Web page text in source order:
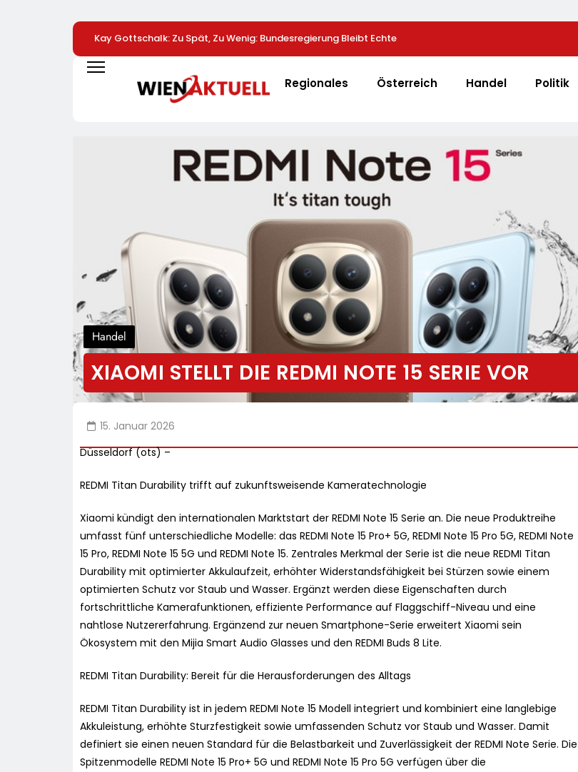
Kay Gottschalk: Zu Spät, Zu Wenig: Bundesregierung Bleibt Echte
Entlastung Schuldig
Regionales Österreich Handel Politik
Handel
XIAOMI STELLT DIE REDMI NOTE 15 SERIE VOR
15. Januar 2026
Düsseldorf (ots) –
REDMI Titan Durability trifft auf zukunftsweisende Kameratechnologie
Xiaomi kündigt den internationalen Marktstart der REDMI Note 15 Serie an. Die neue Produktreihe
umfasst fünf unterschiedliche Modelle: das REDMI Note 15 Pro+ 5G, REDMI Note 15 Pro 5G, REDMI Note
15 Pro, REDMI Note 15 5G und REDMI Note 15. Zentrales Merkmal der Serie ist die neue REDMI Titan
Durability mit optimierter Akkulaufzeit, erhöhter Widerstandsfähigkeit bei Stürzen sowie einem
optimierten Schutz vor Staub und Wasser. Ergänzt werden diese Eigenschaften durch
fortschrittliche Kamerafunktionen, effiziente Performance auf Flaggschiff-Niveau und eine
nahtlose Nutzererfahrung. Ergänzend zur neuen Smartphone-Serie erweitert Xiaomi sein
Ökosystem mit den Mijia Smart Audio Glasses und den REDMI Buds 8 Lite.
REDMI Titan Durability: Bereit für die Herausforderungen des Alltags
REDMI Titan Durability ist in jedem REDMI Note 15 Modell integriert und kombiniert eine langlebige
Akkuleistung, erhöhte Sturzfestigkeit sowie umfassenden Schutz vor Staub und Wasser. Damit
definiert sie einen neuen Standard für die Belastbarkeit und Zuverlässigkeit der REDMI Note Serie. Die
Spitzenmodelle REDMI Note 15 Pro+ 5G und REDMI Note 15 Pro 5G verfügen über die